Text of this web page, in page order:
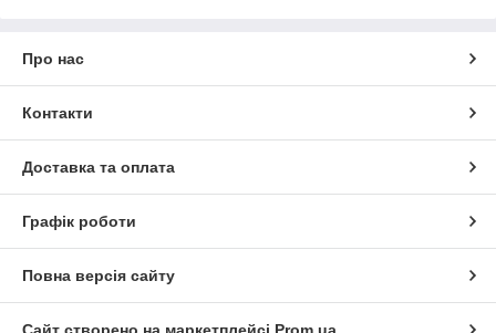
Про нас
Контакти
Доставка та оплата
Графік роботи
Повна версія сайту